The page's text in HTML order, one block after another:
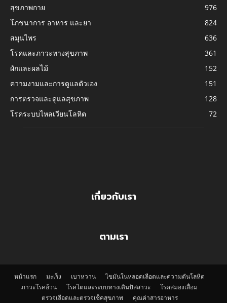
สุขภาพกาย
976
โภชนาการ อาหาร และยา
824
สมุนไพร
636
โรคและภาวะทางสุขภาพ
361
ผักและผลไม้
152
ความงามและการดูแลตัวเอง
151
การตรวจและดูแลสุขภาพ
128
โรคระบบไหลเวียนโลหิต
72
เกี่ยวกับเรา
ตามเรา
หน้าแรก มะเร็ง เบาหวาน
ไขมันในหลอดเลือดและความดันโลหิต
ภาวะโรคอ้วน
โรคไตและระบบทางเดินปัสสาวะ
โรคสมองเสื่อม
ตรวจเลือดและตรวจเช็คสุขภาพ
คุณค่าสารอาหาร